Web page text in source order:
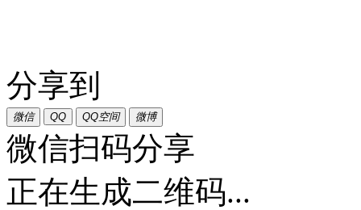
分享到
微信 QQ QQ空间 微博
微信扫码分享
正在生成二维码...